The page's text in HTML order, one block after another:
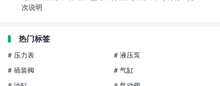
次说明
热门标签
# 压力表
# 液压泵
# 插装阀
# 气缸